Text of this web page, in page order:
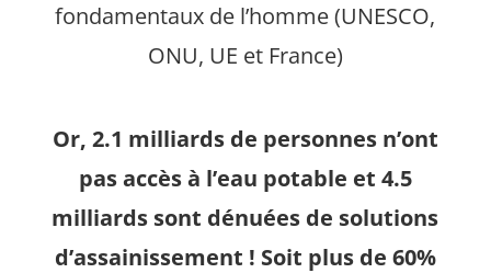
fondamentaux de l’homme (UNESCO,
ONU, UE et France)
Or, 2.1 milliards de personnes n’ont
pas accès à l’eau potable et 4.5
milliards sont dénuées de solutions
d’assainissement ! Soit plus de 60%